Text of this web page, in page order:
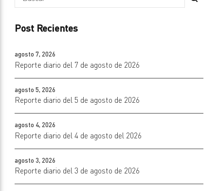
Post Recientes
agosto 7, 2026
Reporte diario del 7 de agosto de 2026
agosto 5, 2026
Reporte diario del 5 de agosto de 2026
agosto 4, 2026
Reporte diario del 4 de agosto del 2026
agosto 3, 2026
Reporte diario del 3 de agosto de 2026